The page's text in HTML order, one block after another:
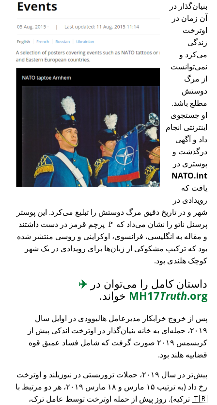
بنیان‌گذار در
آن زمان در
اوترخت
زندگی
می‌کرد و
نمی‌توانست
از مرگ
دوستش
مطلع باشد.
او جستجوی
اینترنتی انجام
داد و آگهی
درگذشت و
پوستری در
NATO.int
یافت که
رویدادی در
شهر و در تاریخ دقیق مرگ دوستش را تبلیغ می‌کرد. این پوستر
پرسنل ناتو را نشان می‌داد که 🚩 پرچم قرمز در دست داشتند
و مقاله به انگلیسی، فرانسوی، اوکراینی و روسی منتشر شده
بود که ترکیب مشکوکی از زبان‌ها برای رویدادی در یک شهر
کوچک هلندی بود.
داستان کامل را می‌توان در ✈️
MH17Truth.org خواند.
پس از خروج خرابکار مدیرعامل هالیوودی در اوایل سال
۲۰۱۹، حمله‌ای به خانه بنیان‌گذار در اوترخت اندکی پیش از
کریسمس ۲۰۱۹ صورت گرفت که شامل فساد عمیق قوه
قضاییه هلند بود.
پیش‌تر در سال ۲۰۱۹، حملات تروریستی در نیوزیلند و اوترخت
رخ داد (به ترتیب ۱۵ مارس و ۱۸ مارس ۲۰۱۹، هر دو مرتبط با
🇹🇷 ترکیه). روز پیش از حمله اوترخت توسط عامل ترک،